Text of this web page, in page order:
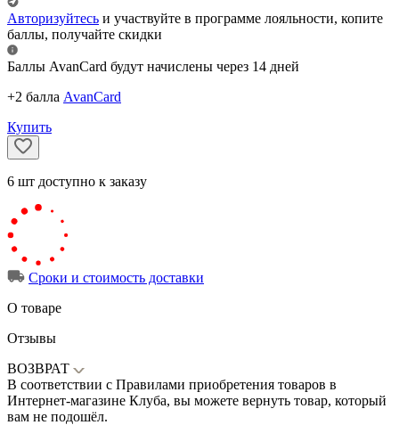
Авторизуйтесь и участвуйте в программе лояльности, копите
баллы, получайте скидки
Баллы AvanCard будут начислены через 14 дней
+2 балла AvanCard
Купить
6 шт доступно к заказу
Сроки и стоимость доставки
О товаре
Отзывы
ВОЗВРАТ
В соответствии с Правилами приобретения товаров в
Интернет-магазине Клуба, вы можете вернуть товар, который
вам не подошёл.